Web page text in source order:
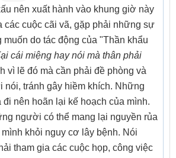
nên xuất hành vào khung giờ này
các cuộc cãi vã, gặp phải những sự
muốn do tác động của "Thần khẩu
cái miệng hay nói mà thân phải
vì lẽ đó mà cần phải đề phòng và
nói, tránh gây hiềm khích. Những
nên hoãn lại kế hoạch của mình.
người có thể mang lại nguyền rủa
khỏi nguy cơ lây bệnh. Nói
tham gia các cuộc họp, công việc